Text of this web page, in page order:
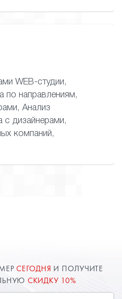
WEB-студии,
по направлениям,
Анализ
с дизайнерами,
компаний,
СЕГОДНЯ И ПОЛУЧИТЕ
СКИДКУ 10%